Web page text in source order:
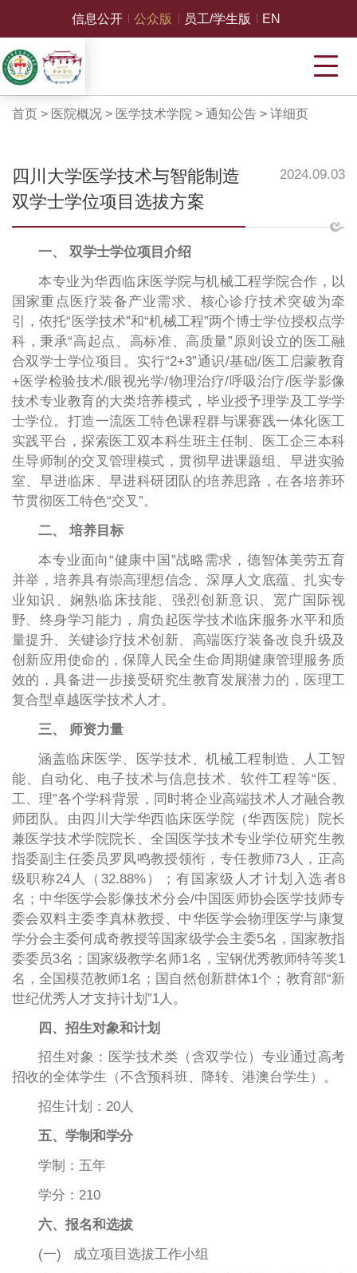
信息公开 公众版 员工/学生版 EN
首页 > 医院概况> 医学技术学院> 通知公告> 详细页
四川大学医学技术与智能制造
双学士学位项目选拔方案
2024.09.03
一、 双学士学位项目介绍
本专业为华西临床医学院与机械工程学院合作，以
国家重点医疗装备产业需求、核心诊疗技术突破为牵
引，依托“医学技术”和“机械工程”两个博士学位授权点学
科，秉承“高起点、高标准、高质量”原则设立的医工融
合双学士学位项目。实行“2+3”通识/基础/医工启蒙教育
+医学检验技术/眼视光学/物理治疗/呼吸治疗/医学影像
技术专业教育的大类培养模式，毕业授予理学及工学学
士学位。打造一流医工特色课程群与课赛践一体化医工
实践平台，探索医工双本科生班主任制、医工企三本科
生导师制的交叉管理模式，贯彻早进课题组、早进实验
室、早进临床、早进科研团队的培养思路，在各培养环
节贯彻医工特色“交叉”。
二、 培养目标
本专业面向“健康中国”战略需求，德智体美劳五育
并举，培养具有崇高理想信念、深厚人文底蕴、扎实专
业知识、娴熟临床技能、强烈创新意识、宽广国际视
野、终身学习能力，肩负起医学技术临床服务水平和质
量提升、关键诊疗技术创新、高端医疗装备改良升级及
创新应用使命的，保障人民全生命周期健康管理服务质
效的，具备进一步接受研究生教育发展潜力的，医理工
复合型卓越医学技术人才。
三、 师资力量
涵盖临床医学、医学技术、机械工程制造、人工智
能、自动化、电子技术与信息技术、软件工程等“医、
工、理”各个学科背景，同时将企业高端技术人才融合教
师团队。由四川大学华西临床医学院（华西医院）院长
兼医学技术学院院长、全国医学技术专业学位研究生教
指委副主任委员罗凤鸣教授领衔，专任教师73人，正高
级职称24人（32.88%）；有国家级人才计划入选者8
名；中华医学会影像技术分会/中国医师协会医学技师专
委会双料主委李真林教授、中华医学会物理医学与康复
学分会主委何成奇教授等国家级学会主委5名，国家教指
委委员3名；国家级教学名师1名，宝钢优秀教师特等奖1
名，全国模范教师1名；国自然创新群体1个；教育部“新
世纪优秀人才支持计划”1人。
四、招生对象和计划
招生对象：医学技术类（含双学位）专业通过高考
招收的全体学生（不含预科班、降转、港澳台学生）。
招生计划：20人
五、学制和学分
学制：五年
学分：210
六、报名和选拔
(一) 成立项目选拔工作小组